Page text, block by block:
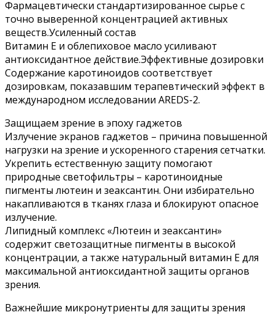
Фармацевтически стандартизированное сырье с
точно выверенной концентрацией активных
веществ.Усиленный состав
Витамин Е и облепиховое масло усиливают
антиоксидантное действие.Эффективные дозировки
Содержание каротиноидов соответствует
дозировкам, показавшим терапевтический эффект в
международном исследовании AREDS-2.
Защищаем зрение в эпоху гаджетов
Излучение экранов гаджетов – причина повышенной
нагрузки на зрение и ускоренного старения сетчатки.
Укрепить естественную защиту помогают
природные светофильтры – каротиноидные
пигменты лютеин и зеаксантин. Они избирательно
накапливаются в тканях глаза и блокируют опасное
излучение.
Липидный комплекс «Лютеин и зеаксантин»
содержит светозащитные пигменты в высокой
концентрации, а также натуральный витамин Е для
максимальной антиоксидантной защиты органов
зрения.
Важнейшие микронутриенты для защиты зрения